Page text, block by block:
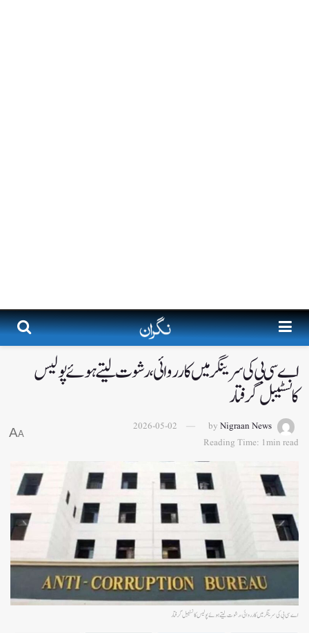
اے سی بی کی سرینگر میں کارروائی، رشوت لیتے ہوئے پولیس
کانسٹیبل گرفتار
by Nigraan News
2026-05-02
Reading Time: 1min read
A
A
اے سی بی کی سرینگر میں کارروائی، رشوت لیتے ہوئے پولیس کانسٹیبل گرفتار